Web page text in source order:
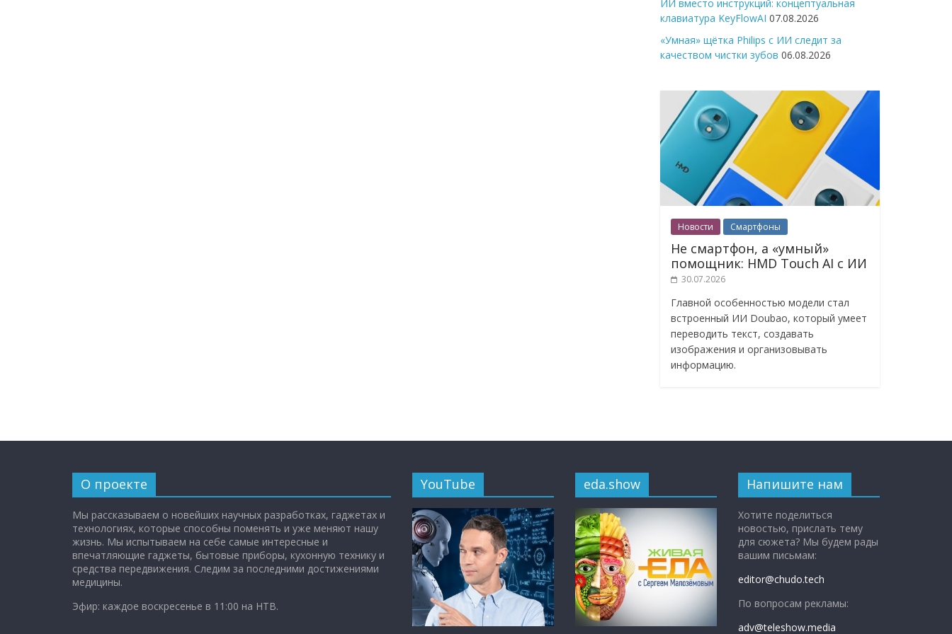
ИИ вместо инструкций: концептуальная
клавиатура KeyFlowAI 07.08.2026
«Умная» щётка Philips с ИИ следит за
качеством чистки зубов 06.08.2026
Новости Смартфоны
Не смартфон, а «умный»
помощник: HMD Touch AI с ИИ
30.07.2026
Главной особенностью модели стал
встроенный ИИ Doubao, который умеет
переводить текст, создавать
изображения и организовывать
информацию.
О проекте
Мы рассказываем о новейших научных разработках, гаджетах и
технологиях, которые способны поменять и уже меняют нашу
жизнь. Мы испытываем на себе самые интересные и
впечатляющие гаджеты, бытовые приборы, кухонную технику и
средства передвижения. Следим за последними достижениями
медицины.
Эфир: каждое воскресенье в 11:00 на НТВ.
YouTube eda.show Напишите нам
Хотите поделиться
новостью, прислать тему
для сюжета? Мы будем рады
вашим письмам:
editor@chudo.tech
По вопросам рекламы:
adv@teleshow.media